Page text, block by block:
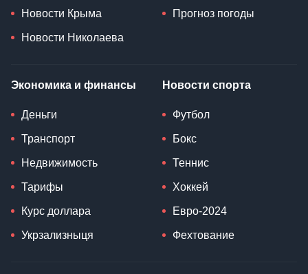
Новости Крыма
Новости Николаева
Прогноз погоды
Экономика и финансы
Деньги
Транспорт
Недвижимость
Тарифы
Курс доллара
Укрзализныця
Новости спорта
Футбол
Бокс
Теннис
Хоккей
Евро-2024
Фехтование